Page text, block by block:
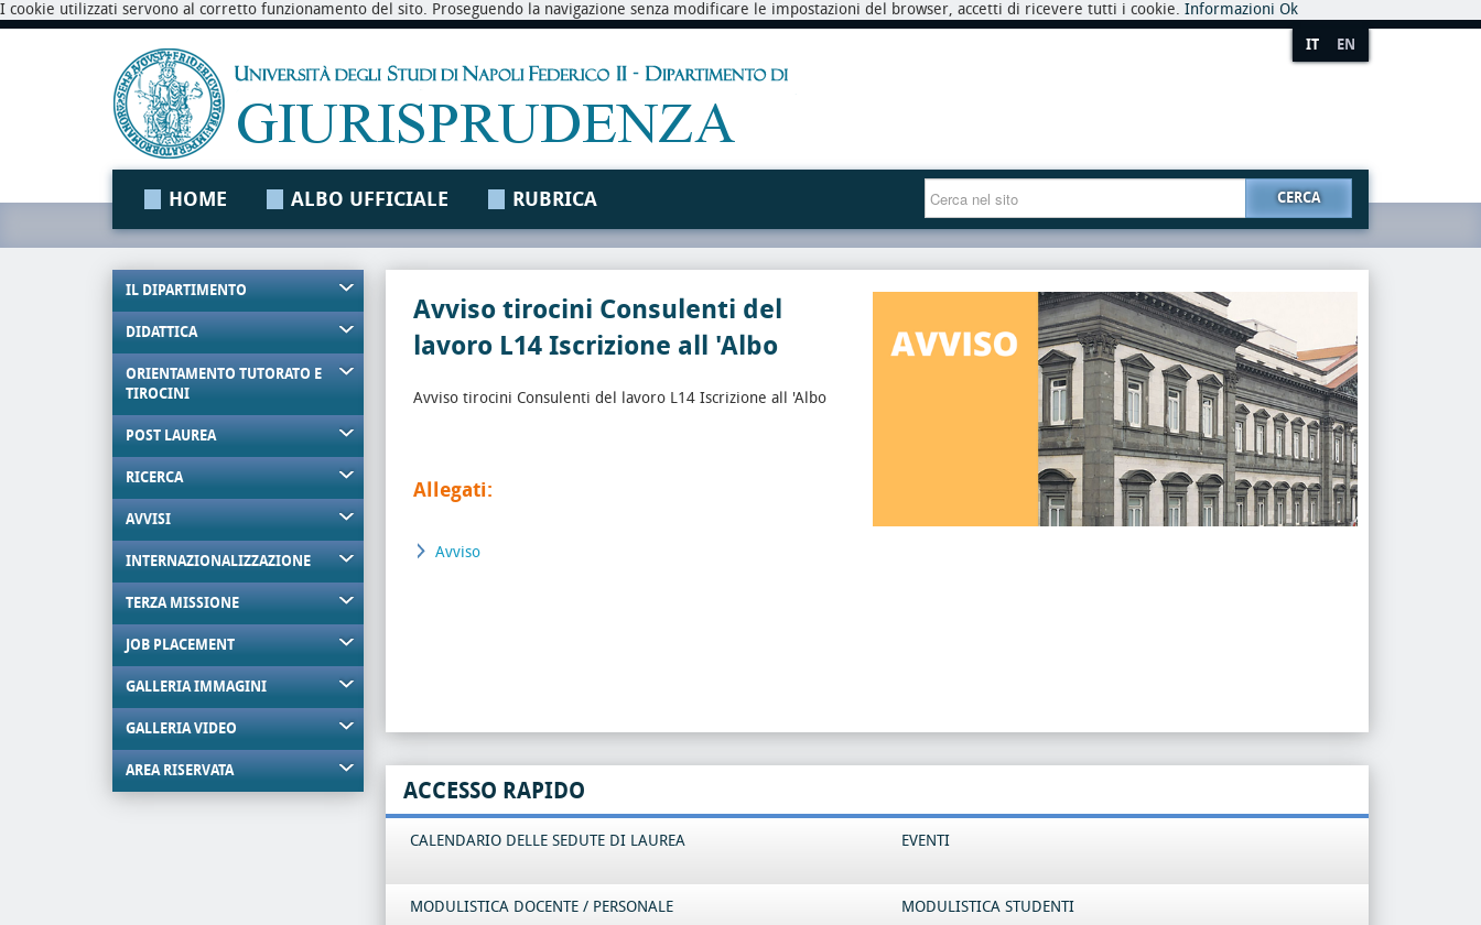
I cookie utilizzati servono al corretto funzionamento del sito. Proseguendo la navigazione senza modificare le impostazioni del browser, accetti di ricevere tutti i cookie. Informazioni Ok
IT EN
HOME ALBO UFFICIALE RUBRICA CERCA
IL DIPARTIMENTO
DIDATTICA
ORIENTAMENTO TUTORATO E
TIROCINI
POST LAUREA
RICERCA
AVVISI
INTERNAZIONALIZZAZIONE
TERZA MISSIONE
JOB PLACEMENT
GALLERIA IMMAGINI
GALLERIA VIDEO
AREA RISERVATA
Avviso tirocini Consulenti del
lavoro L14 Iscrizione all 'Albo
Avviso tirocini Consulenti del lavoro L14 Iscrizione all 'Albo
Allegati:
Avviso
ACCESSO RAPIDO
CALENDARIO DELLE SEDUTE DI LAUREA EVENTI
MODULISTICA DOCENTE / PERSONALE MODULISTICA STUDENTI